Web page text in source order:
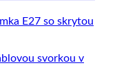
svorkou v